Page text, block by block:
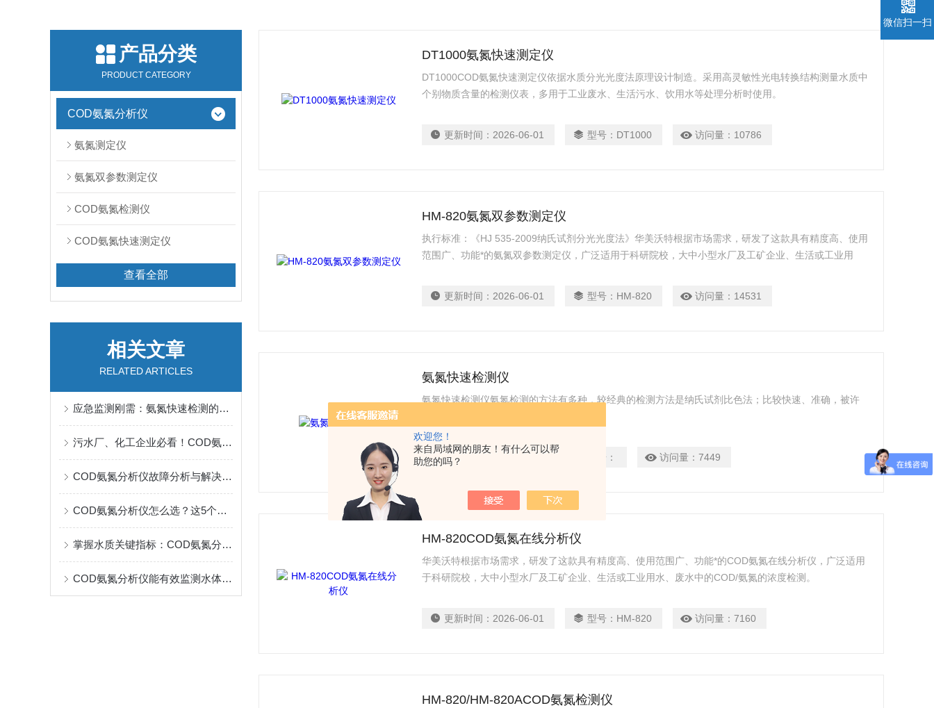
欢迎您！
来自局域网的朋友！有什么可以帮
助您的吗？
产品分类
PRODUCT CATEGORY
COD氨氮分析仪
氨氮测定仪
氨氮双参数测定仪
COD氨氮检测仪
COD氨氮快速测定仪
查看全部
相关文章
RELATED ARTICLES
应急监测刚需：氨氮快速检测的便携设备与操作要点
污水厂、化工企业必看！COD氨氮分析仪选购避坑指南与运维要点
COD氨氮分析仪故障分析与解决方法
COD氨氮分析仪怎么选？这5个核心参数决定数据准不准
掌握水质关键指标：COD氨氮分析仪全解析
COD氨氮分析仪能有效监测水体污染
DT1000氨氮快速测定仪
DT1000COD氨氮快速测定仪依据水质分光光度法原理设计制造。采用高灵敏性光电转换结构测量水质中
个别物质含量的检测仪表，多用于工业废水、生活污水、饮用水等处理分析时使用。
更新时间： 2026-06-01 型号： DT1000 访问量： 10786
HM-820氨氮双参数测定仪
执行标准：《HJ 535-2009纳氏试剂分光光度法》华美沃特根据市场需求，研发了这款具有精度高、使用
范围广、功能*的氨氮双参数测定仪，广泛适用于科研院校，大中小型水厂及工矿企业、生活或工业用
更新时间： 2026-06-01 型号： HM-820 访问量： 14531
氨氮快速检测仪
氨氮快速检测仪氨氮检测的方法有多种，较经典的检测方法是纳氏试剂比色法；比较快速、准确，被许
更新时间： 2026-06-01 型号： 访问量：7449
HM-820COD氨氮在线分析仪
华美沃特根据市场需求，研发了这款具有精度高、使用范围广、功能*的COD氨氮在线分析仪，广泛适用
于科研院校，大中小型水厂及工矿企业、生活或工业用水、废水中的COD/氨氮的浓度检测。
更新时间： 2026-06-01 型号： HM-820 访问量：7160
HM-820/HM-820ACOD氨氮检测仪
微信扫一扫